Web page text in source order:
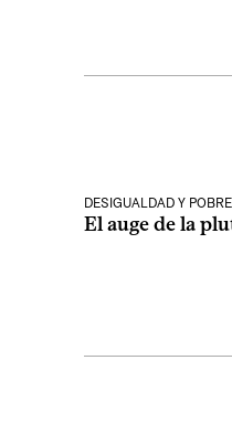
DESIGUALDAD Y
El auge de la